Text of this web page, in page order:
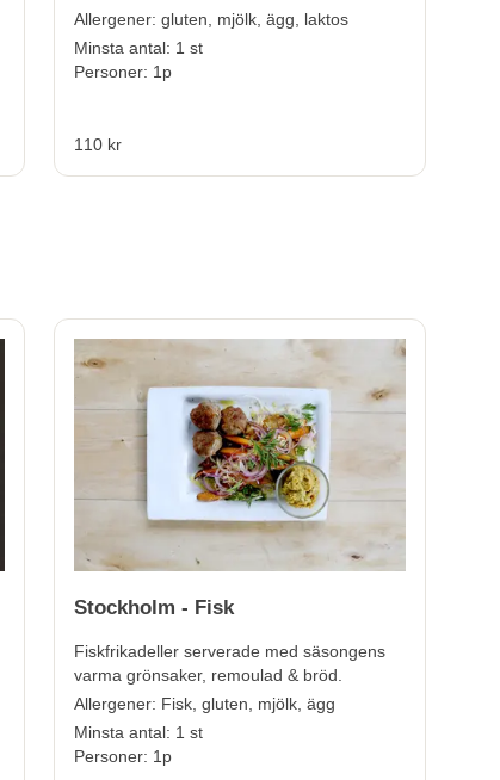
Allergener: gluten, mjölk, ägg, laktos
Minsta antal: 1 st
Personer: 1p
110 kr
Stockholm - Fisk
Fiskfrikadeller serverade med säsongens
varma grönsaker, remoulad & bröd.
Allergener: Fisk, gluten, mjölk, ägg
Minsta antal: 1 st
Personer: 1p